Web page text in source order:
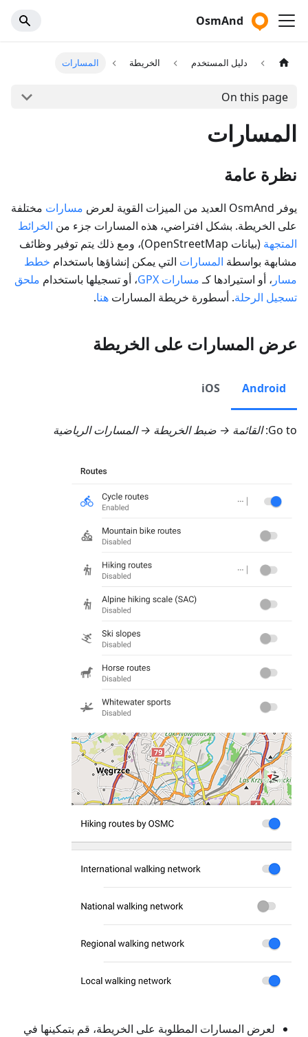
OsmAnd
دليل المستخدم الخريطة المسارات
On this page
المسارات
نظرة عامة
يوفر OsmAnd العديد من الميزات القوية لعرض مسارات مختلفة
على الخريطة. بشكل افتراضي، هذه المسارات جزء من الخرائط
المتجهة
(بيانات OpenStreetMap)، ومع ذلك يتم توفير وظائف
مشابهة بواسطة المسارات التي يمكن إنشاؤها باستخدام خطط
مسار ، أو استيرادها كـمسارات GPX ، أو تسجيلها باستخدام ملحق
تسجيل الرحلة. أسطورة خريطة المسارات هنا.
عرض المسارات على الخريطة
Android
iOS
Go to: القائمة → ضبط الخريطة → المسارات الرياضية
لعرض المسارات المطلوبة على الخريطة، قم بتمكينها في